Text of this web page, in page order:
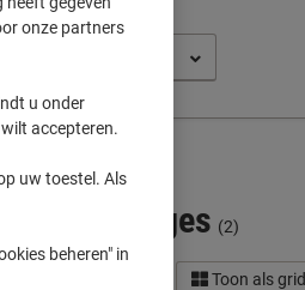
Cartridges (2)
Toon als grid
onze partners
u onder
accepteren.
uw toestel. Als
beheren" in